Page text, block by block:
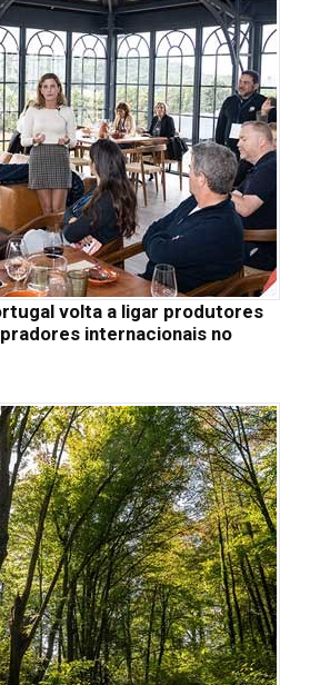
volta a ligar produtores
internacionais no